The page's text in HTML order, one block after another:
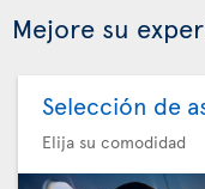
Mejore su
Selección de
Elija su comodidad